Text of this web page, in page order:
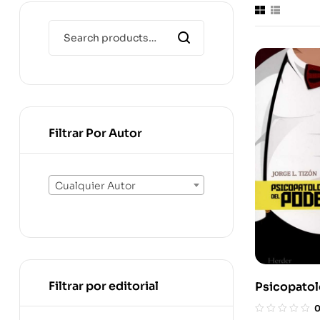
Un Ensayo 0
Filtrar Por Autor
Cualquier Autor
Filtrar por editorial